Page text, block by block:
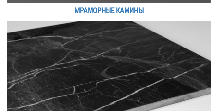
МРАМОРНЫЕ КАМИНЫ